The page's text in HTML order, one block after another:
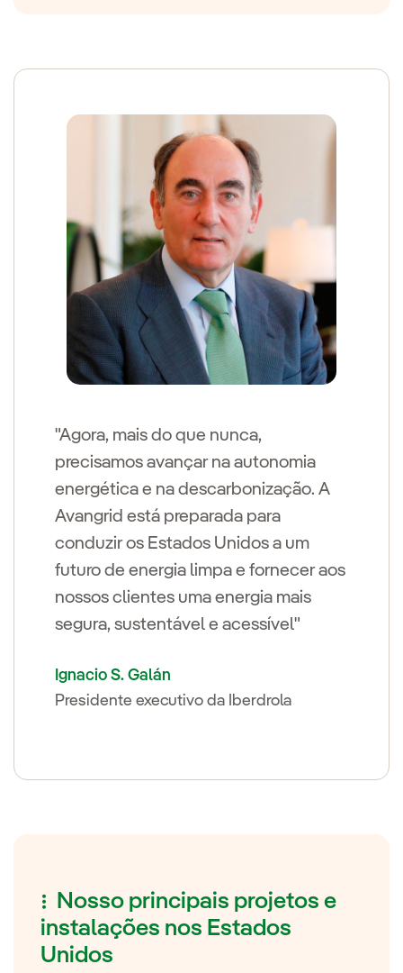
"Agora, mais do que nunca,
precisamos avançar na autonomia
energética e na descarbonização. A
Avangrid está preparada para
conduzir os Estados Unidos a um
futuro de energia limpa e fornecer aos
nossos clientes uma energia mais
segura, sustentável e acessível"
Ignacio S. Galán
Presidente executivo da Iberdrola
Nosso principais projetos e
instalações nos Estados
Unidos